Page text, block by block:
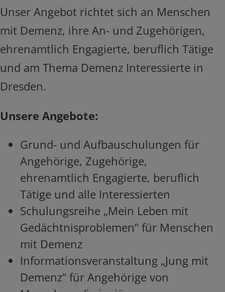
Unser Angebot richtet sich an Menschen
mit Demenz, ihre An- und Zugehörigen,
ehrenamtlich Engagierte, beruflich Tätige
und am Thema Demenz Interessierte in
Dresden.
Unsere Angebote:
Grund- und Aufbauschulungen für
Angehörige, Zugehörige,
ehrenamtlich Engagierte, beruflich
Tätige und alle Interessierten
Schulungsreihe „Mein Leben mit
Gedächtnisproblemen“ für Menschen
mit Demenz
Informationsveranstaltung „Jung mit
Demenz“ für Angehörige von